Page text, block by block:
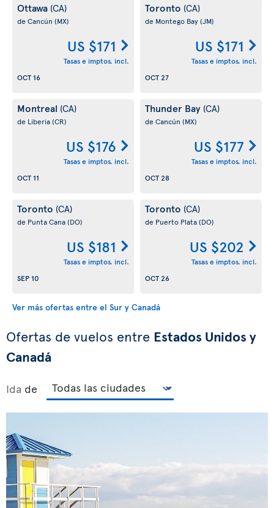
Ottawa (CA)
de Cancún (MX)
US $171
Tasas e imptos. incl.
OCT 16
Toronto (CA)
de Montego Bay(JM)
US $171
Tasas e imptos. incl.
OCT 27
Montreal (CA)
de Liberia(CR)
US $176
Tasas e imptos. incl.
OCT 11
Thunder Bay (CA)
de Cancún (MX)
US $177
Tasas e imptos. incl.
OCT 28
Toronto (CA)
de Punta Cana(DO)
US $181
Tasas e imptos. incl.
SEP 10
Toronto (CA)
de Puerto Plata(DO)
US $202
Tasas e imptos. incl.
OCT 26
Ver más ofertas entre el Sur y Canadá
Ofertas de vuelos entre Estados Unidos y
Canadá
Ida de